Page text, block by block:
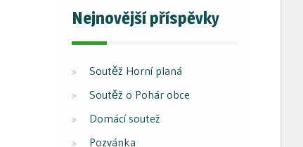
Nejnovější příspěvky
Soutěž Horní planá
Soutěž o Pohár obce
Domácí soutež
Pozvánka